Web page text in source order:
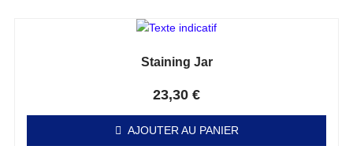
Staining Jar
23,30 €
AJOUTER AU PANIER